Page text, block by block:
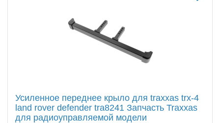
Усиленное переднее крыло для traxxas trx-4
land rover defender tra8241 Запчасть Traxxas
для радиоуправляемой модели